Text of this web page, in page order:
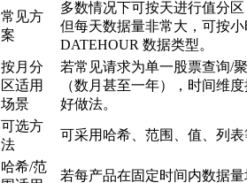
常见方
案
多数情况下可按天进行值分
但每天数据量非常大，可按
DATEHOUR 数据类型。
按月分
区适用
场景
若常见请求为单一股票查询/
（数月甚至一年），时间维
好做法。
可选方
法
可采用哈希、范围、值、列
哈希/范
若每产品在固定时间内数据